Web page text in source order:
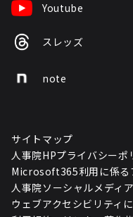
Youtube
スレッズ
note
サイトマップ
人事院HPプライバシーポ
Microsoft365利用に係る
人事院ソーシャルメディ
ウェブアクセシビリティ